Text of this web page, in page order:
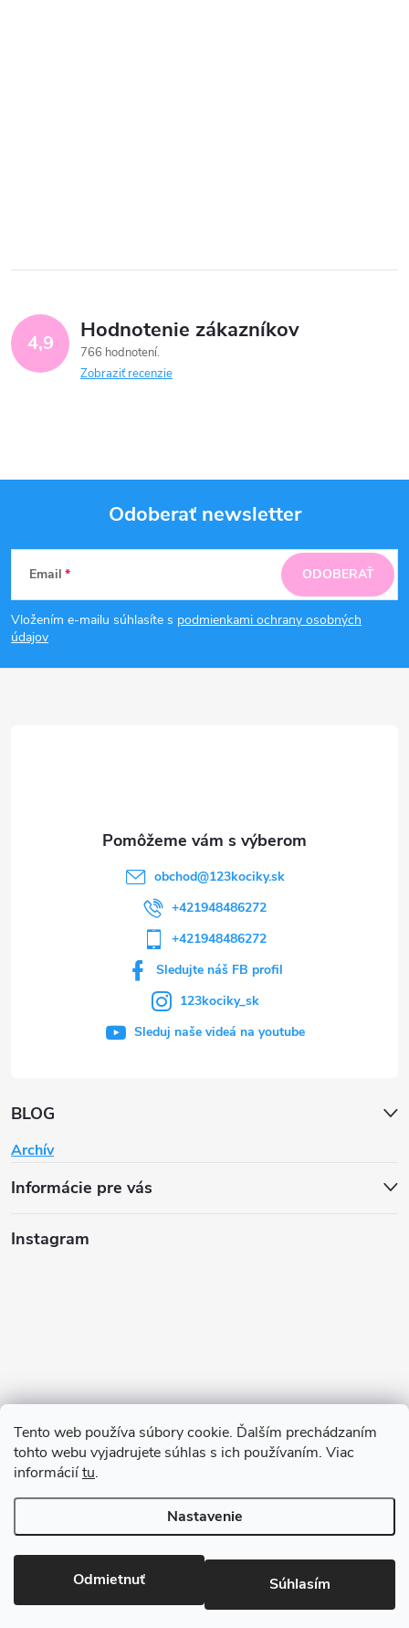
Tento web používa súbory cookie. Ďalším prechádzaním
tohto webu vyjadrujete súhlas s ich používaním. Viac
informáciítu.
Nastavenie
Odmietnuť Súhlasím
4,9 Hodnotenie zákazníkov
766 hodnotení
Zobraziť recenzie
Z
á
p
Odoberať newsletter
Email
Vložením e-mailu súhlasíte s podmienkami ochrany osobných
údajov
ODOBERAŤ
BLOG
Archív
Informácie pre vás
obchod@123kociky.sk
+421948486272
+421948486272
Sledujte náš FB profil
123kociky_sk
Sleduj naše videá na youtube
Instagram
Sledovať na Instagrame
123kociky.sk. Všetky práva vyhradené.